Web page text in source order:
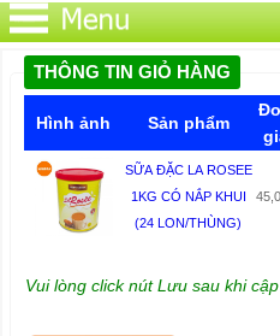
THÔNG TIN GIỎ HÀNG
Hình ảnh Sản phẩm
SỮA ĐẶC LA ROSEE
1KG CÓ NẮP KHUI
(24 LON/THÙNG)
Vui lòng click nút Lưu sau khi